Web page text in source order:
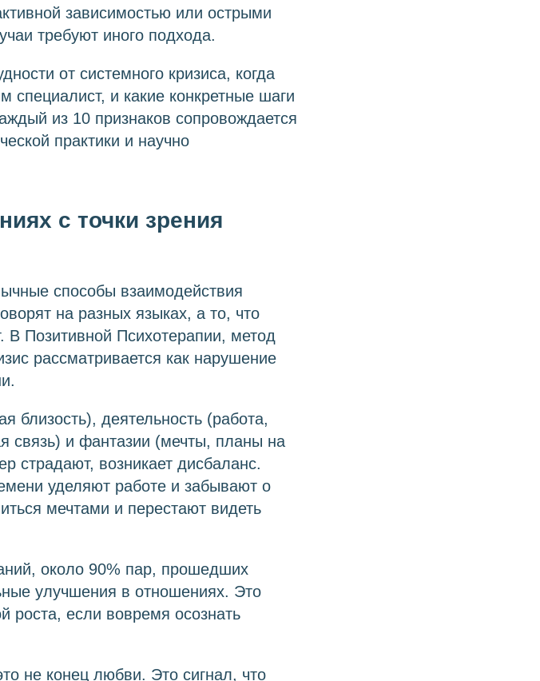
зависимостью или острыми
требуют иного подхода.
от системного кризиса, когда
специалист, и какие конкретные шаги
из 10 признаков сопровождается
практики и научно
с точки зрения
способы взаимодействия
на разных языках, а то, что
В Позитивной Психотерапии, метод
рассматривается как нарушение
близость), деятельность (работа,
связь) и фантазии (мечты, планы на
страдают, возникает дисбаланс.
уделяют работе и забывают о
мечтами и перестают видеть
около 90% пар, прошедших
улучшения в отношениях. Это
роста, если вовремя осознать
не конец любви. Это сигнал, что